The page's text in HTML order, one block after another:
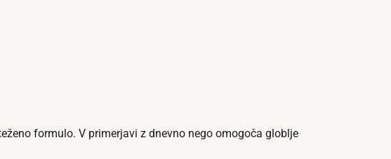
formulo. V primerjavi z dnevno nego omogoča globlje